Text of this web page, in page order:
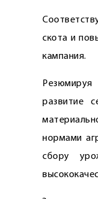
скота и
кампания.
развитие
нормами
сбору